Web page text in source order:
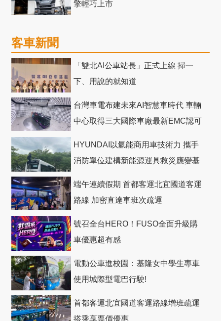
擎輕巧上市
客車新聞
「雙北AI公車站長」正式上線 掃一
下、用說的就知道
台灣車電布建未來AI智慧車時代 車輛
中心取得三大國際車廠最新EMC認可
HYUNDAI以氫能商用車技術力 攜手
消防單位建構新能源運具救災應變基
端午連續假期 首都客運北宜國道客運
路線 加密直達車班次疏運
號召全台HERO！FUSO全面升級購
車優惠超有感
電動公車進校園：基隆女中學生專車
使用城際型電巴行駛!
首都客運北宜國道客運路線增班疏運
搭乘享票價優惠